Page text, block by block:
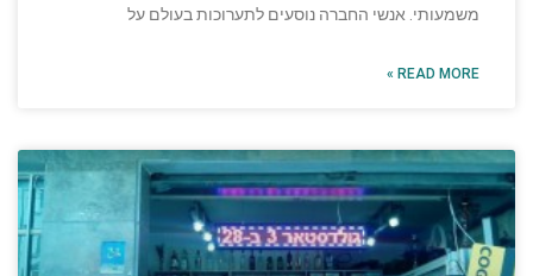
משמעותי. אנשי החברה נוסעים לתערוכות בעולם על
READ MORE »